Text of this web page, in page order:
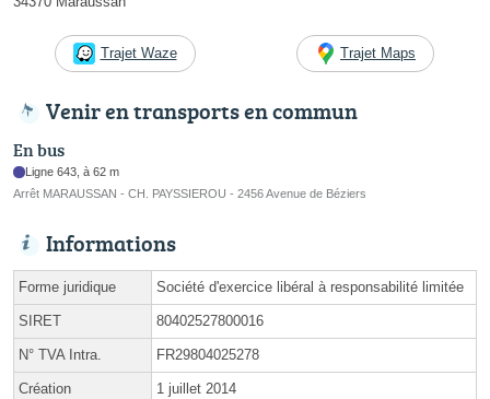
Trajet Waze Trajet Maps
Venir en transports en commun
En bus
Ligne 643, à 62 m
Arrêt MARAUSSAN - CH. PAYSSIEROU - 2456 Avenue de Béziers
Informations
Forme juridique Société d'exercice libéral à responsabilité limitée
SIRET 80402527800016
N° TVA Intra. FR29804025278
Création 1 juillet 2014